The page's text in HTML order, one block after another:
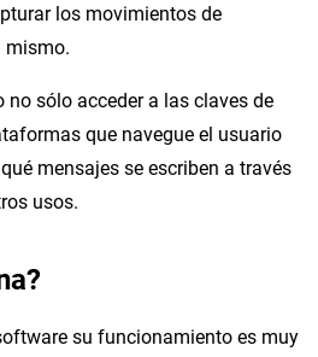
los movimientos de
mismo.
no sólo acceder a las claves de
que navegue el usuario
mensajes se escriben a través
usos.
su funcionamiento es muy